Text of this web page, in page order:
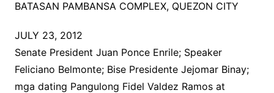
BATASAN PAMBANSA COMPLEX, QUEZON CITY
JULY 23, 2012
Senate President Juan Ponce Enrile; Speaker
Feliciano Belmonte; Bise Presidente Jejomar Binay;
mga dating Pangulong Fidel Valdez Ramos at